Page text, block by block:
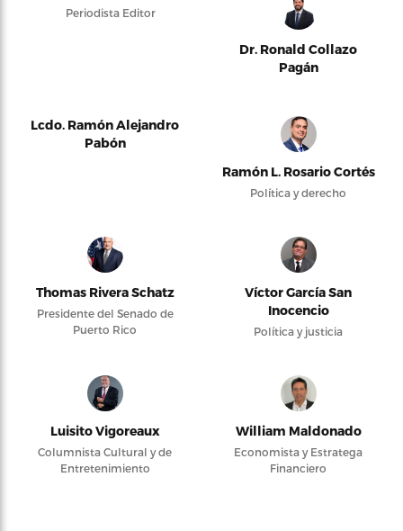
Periodista Editor
Dr. Ronald Collazo
Pagán
Lcdo. Ramón Alejandro
Pabón
Ramón L. Rosario Cortés
Política y derecho
Thomas Rivera Schatz
Presidente del Senado de
Puerto Rico
Víctor García San
Inocencio
Política y justicia
Luisito Vigoreaux
Columnista Cultural y de
Entretenimiento
William Maldonado
Economista y Estratega
Financiero